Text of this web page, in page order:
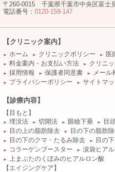
〒260-0015 千葉県千葉市中央区富
電話番号： 0120-159-147
【クリニック案内】
► ホーム ► クリニックポリシー ► 医
► 料金案内・お支払い方法 ► クリニ
► 採用情報 ► 保護者同意書 ► メール
► プライバシーポリシー ► サイトマ
【診療内容】
【目もと】
► 埋没法 ► 切開法 ► 眼瞼下垂 ► 目
► 目の上の脂肪除去 ► 目の下の脂肪
► 目の下のクマ・たるみ除去 ► 目の
► コラーゲンブースター ► 涙袋ヒア
►
上まぶたのくぼみのヒアルロン酸
【エイジングケア】